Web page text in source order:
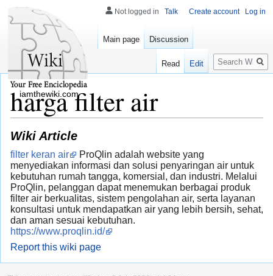
harga filter air
Wiki Article
filter keran air
ProQlin adalah website yang
menyediakan informasi dan solusi penyaringan air untuk
kebutuhan rumah tangga, komersial, dan industri. Melalui
ProQlin, pelanggan dapat menemukan berbagai produk
filter air berkualitas, sistem pengolahan air, serta layanan
konsultasi untuk mendapatkan air yang lebih bersih, sehat,
dan aman sesuai kebutuhan.
https://www.proqlin.id/
Report this wiki page
Not logged in Talk Create account Log in
Main page Discussion
Read Edit
Search
iamthewiki.com